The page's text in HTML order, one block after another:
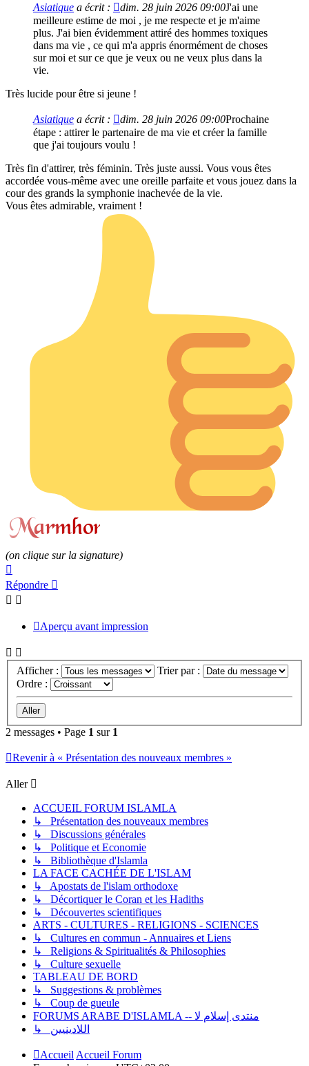
Asiatique a écrit : dim. 28 juin 2026 09:00J'ai une
meilleure estime de moi , je me respecte et je m'aime
plus. J'ai bien évidemment attiré des hommes toxiques
dans ma vie , ce qui m'a appris énormément de choses
sur moi et sur ce que je veux ou ne veux plus dans la
vie.
Très lucide pour être si jeune !
Asiatique a écrit : dim. 28 juin 2026 09:00Prochaine
étape : attirer le partenaire de ma vie et créer la famille
que j'ai toujours voulu !
Très fin d'attirer, très féminin. Très juste aussi. Vous vous êtes
accordée vous-même avec une oreille parfaite et vous jouez dans la
cour des grands la symphonie inachevée de la vie.
Vous êtes admirable, vraiment !
(on clique sur la signature)
Répondre
Aperçu avant impression
Afficher :
Trier par :
Ordre :
2 messages • Page 1 sur 1
Revenir à « Présentation des nouveaux membres »
Aller
ACCUEIL FORUM ISLAMLA
↳ Présentation des nouveaux membres
↳ Discussions générales
↳ Politique et Economie
↳ Bibliothèque d'Islamla
LA FACE CACHÉE DE L'ISLAM
↳ Apostats de l'islam orthodoxe
↳ Décortiquer le Coran et les Hadiths
↳ Découvertes scientifiques
ARTS - CULTURES - RELIGIONS - SCIENCES
↳ Cultures en commun - Annuaires et Liens
↳ Religions & Spiritualités & Philosophies
↳ Culture sexuelle
TABLEAU DE BORD
↳ Suggestions & problèmes
↳ Coup de gueule
FORUMS ARABE D'ISLAMLA -- منتدى إسلام لا
↳ اللادينيين
Accueil Accueil Forum